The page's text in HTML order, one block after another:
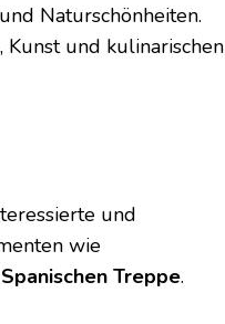
Naturschönheiten.
Kunst und kulinarischen
und
wie
Spanischen Treppe.